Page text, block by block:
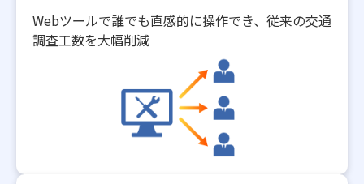
​Webツールで誰でも直感的に操作でき、従来の交通
調査工数を大幅削減